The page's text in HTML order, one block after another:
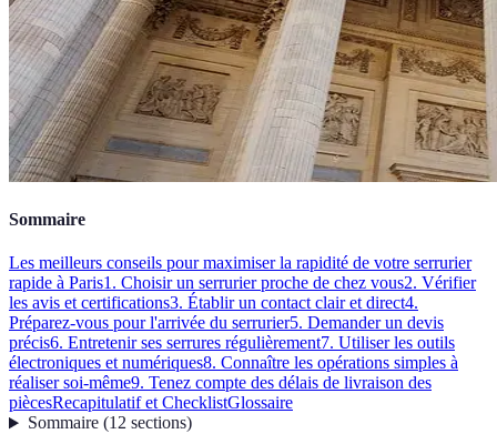
Sommaire
Les meilleurs conseils pour maximiser la rapidité de votre serrurier
rapide à Paris1. Choisir un serrurier proche de chez vous2. Vérifier
les avis et certifications3. Établir un contact clair et direct4.
Préparez-vous pour l'arrivée du serrurier5. Demander un devis
précis6. Entretenir ses serrures régulièrement7. Utiliser les outils
électroniques et numériques8. Connaître les opérations simples à
réaliser soi-même9. Tenez compte des délais de livraison des
piècesRecapitulatif et ChecklistGlossaire
Sommaire(12 sections)